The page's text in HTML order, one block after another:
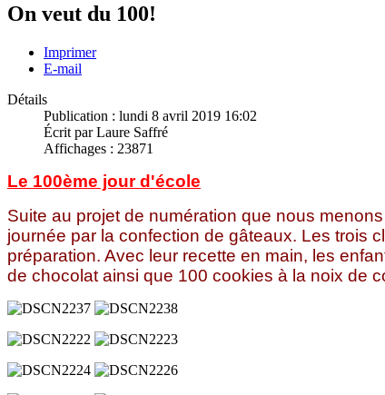
On veut du 100!
Imprimer
E-mail
Détails
Publication : lundi 8 avril 2019 16:02
Écrit par Laure Saffré
Affichages : 23871
Le 100ème jour d'école
Suite au projet de numération que nous
journée par la confection de gâteaux. Les trois
préparation. Avec leur recette en main, les
de chocolat ainsi que 100 cookies à la noix de